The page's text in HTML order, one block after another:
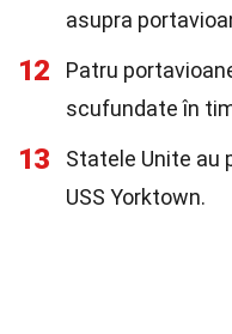
asupra
12
Patru
scufundate în
13
Statele Unite au
USS Yorktown.